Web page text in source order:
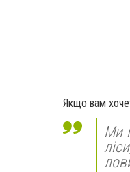
Якщо вам
Ми